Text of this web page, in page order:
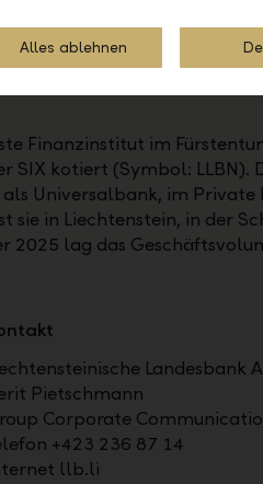
Finanzinstitut im
SIX kotiert (Symbol: LLBN).
Universalbank, im Private
in Liechtenstein, in der
2025 lag das
Landesbank
Pietschmann
Corporate
+423 236 87 14
llb.li
Alles ablehnen